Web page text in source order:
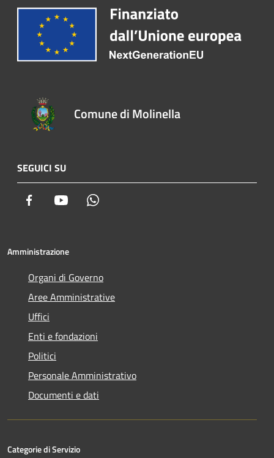
Comune di Molinella
SEGUICI SU
Facebook Youtube
Amministrazione
Organi di Governo
Aree Amministrative
Uffici
Enti e fondazioni
Politici
Personale Amministrativo
Documenti e dati
Categorie di Servizio